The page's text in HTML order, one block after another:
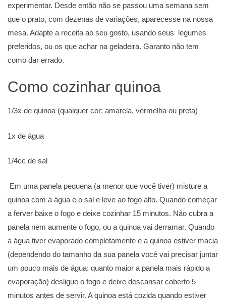
experimentar. Desde então não se passou uma semana sem
que o prato, com dezenas de variações, aparecesse na nossa
mesa. Adapte a receita ao seu gosto, usando seus legumes
preferidos, ou os que achar na geladeira. Garanto não tem
como dar errado.
Como cozinhar quinoa
1/3x de quinoa (qualquer cor: amarela, vermelha ou preta)
1x de água
1/4cc de sal
Em uma panela pequena (a menor que você tiver) misture a
quinoa com a água e o sal e leve ao fogo alto. Quando começar
a ferver baixe o fogo e deixe cozinhar 15 minutos. Não cubra a
panela nem aumente o fogo, ou a quinoa vai derramar. Quando
a água tiver evaporado completamente e a quinoa estiver macia
(dependendo do tamanho da sua panela você vai precisar juntar
um pouco mais de água: quanto maior a panela mais rápido a
evaporação) desligue o fogo e deixe descansar coberto 5
minutos antes de servir. A quinoa está cozida quando estiver